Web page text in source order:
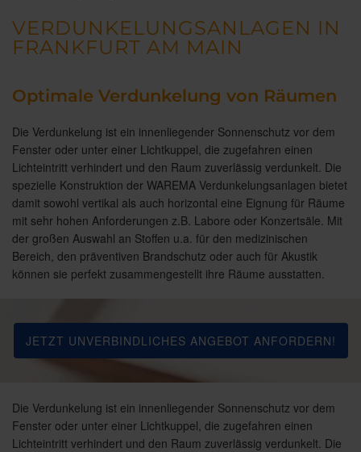
VERDUNKELUNGSANLAGEN IN
FRANKFURT AM MAIN
Optimale Verdunkelung von Räumen
Die Verdunkelung ist ein innenliegender Sonnenschutz vor dem
Fenster oder unter einer Lichtkuppel, die zugefahren einen
Lichteintritt verhindert und den Raum zuverlässig verdunkelt. Die
spezielle Konstruktion der WAREMA Verdunkelungsanlagen bietet
damit sowohl vertikal als auch horizontal eine Eignung für Räume
mit sehr hohen Anforderungen z.B. Labore oder Konzertsäle. Mit
der großen Auswahl an Stoffen u.a. für den medizinischen
Bereich, den präventiven Brandschutz oder auch für Akustik
können sie perfekt zusammengestellt ihre Räume ausstatten.
JETZT UNVERBINDLICHES ANGEBOT ANFORDERN!
Die Verdunkelung ist ein innenliegender Sonnenschutz vor dem
Fenster oder unter einer Lichtkuppel, die zugefahren einen
Lichteintritt verhindert und den Raum zuverlässig verdunkelt. Die